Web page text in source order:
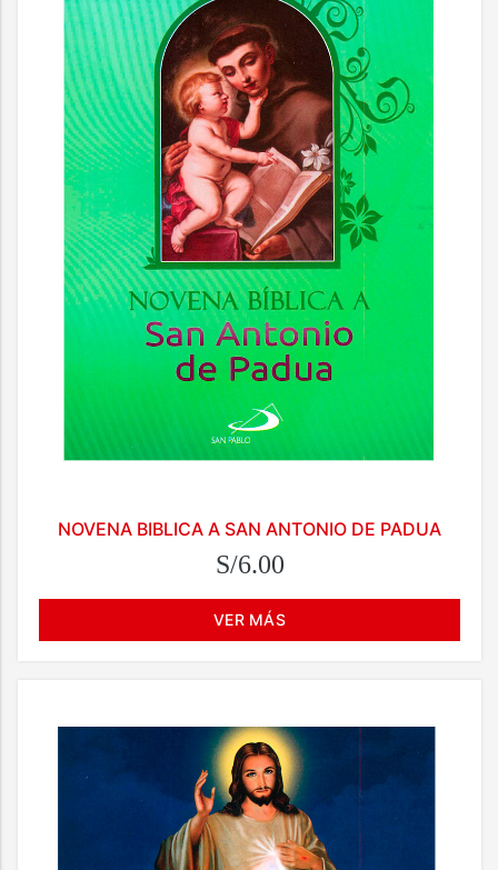
NOVENA BIBLICA A SAN ANTONIO DE PADUA
S/6.00
VER MÁS